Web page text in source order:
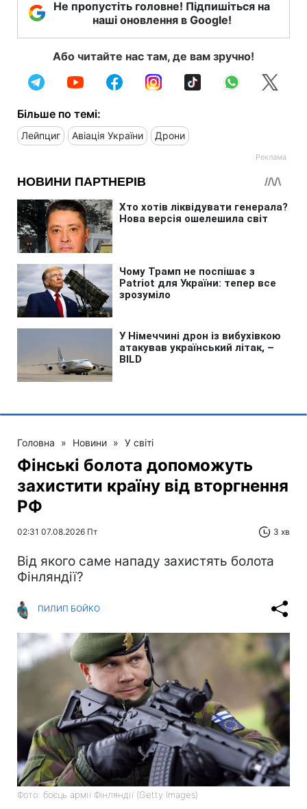
Не пропустіть головне! Підпишіться на
наші оновлення в Google!
Або читайте нас там, де вам зручно!
Більше по темі:
Лейпциг Авіація України Дрони
Головна » Новини » У світі
Фінські болота допоможуть
захистити країну від вторгнення
РФ
02:31 07.08.2026 Пт 3 хв
Від якого саме нападу захистять болота
Фінляндії?
ПИЛИП БОЙКО
Фото: боєць армії Фінляндії (Getty Images)